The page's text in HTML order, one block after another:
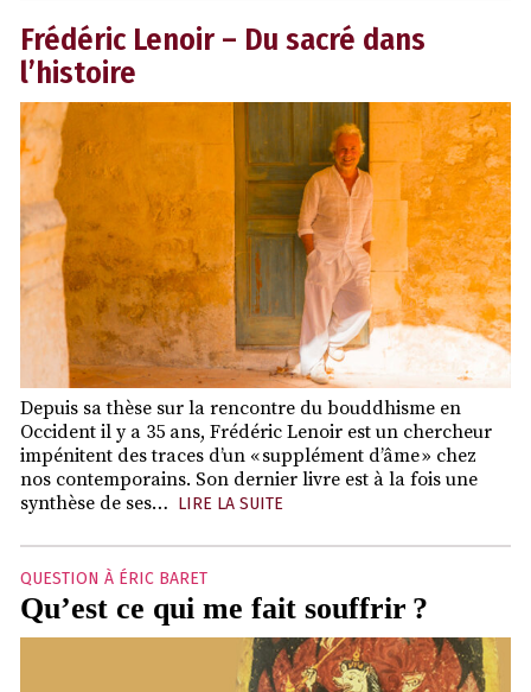
Frédéric Lenoir – Du sacré dans
l’histoire
Depuis sa thèse sur la rencontre du bouddhisme en
Occident il y a 35 ans, Frédéric Lenoir est un chercheur
impénitent des traces d’un « supplément d’âme » chez
nos contemporains. Son dernier livre est à la fois une
synthèse de ses… LIRE LA SUITE
QUESTION À ÉRIC BARET
Qu’est ce qui me fait souffrir ?